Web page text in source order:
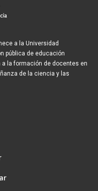
a la Universidad
pública de educación
a la formación de docentes en
de la ciencia y las